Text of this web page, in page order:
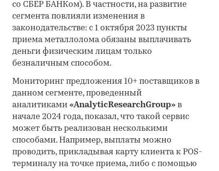
со СБЕР БАНКом). В частности, на развитие
сегмента повлияли изменения в
законодательстве: с 1 октября 2023 пункты
приема металлолома обязаны выплачивать
деньги физическим лицам только
безналичным способом.
Мониторинг предложения 10+ поставщиков в
данном сегменте, проведенный
аналитиками «AnalyticResearchGroup» в
начале 2024 года, показал, что такой сервис
может быть реализован несколькими
способами. Например, выплаты можно
проводить, прикладывая карту клиента к POS-
терминалу на точке приема, либо с помощью